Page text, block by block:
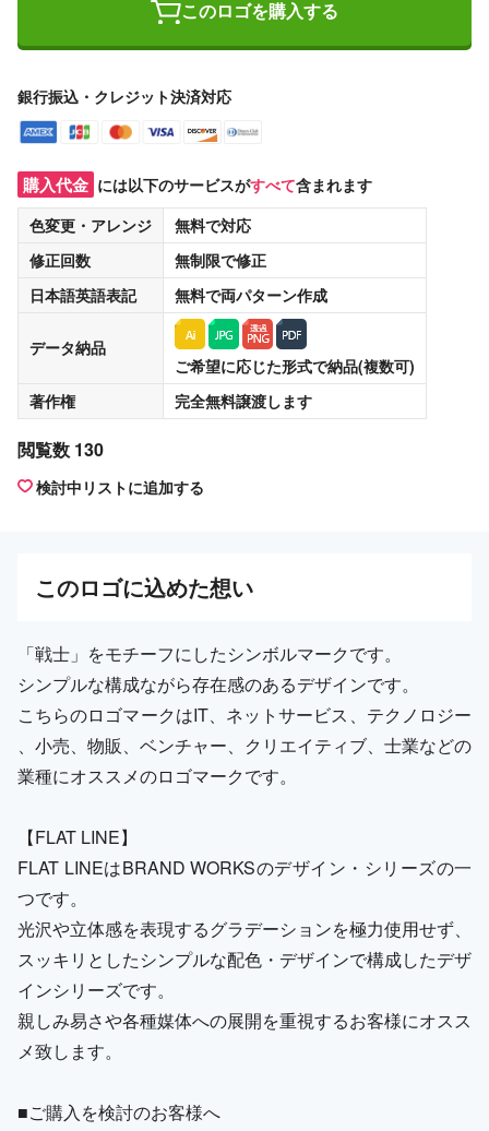
このロゴを購入する
銀行振込・クレジット決済対応
購入代金 には以下のサービスがすべて含まれます
色変更・アレンジ
無料で対応
修正回数
無制限で修正
日本語英語表記
無料で両パターン作成
データ納品
ご希望に応じた形式で納品(複数可)
著作権
完全無料譲渡します
閲覧数 130
検討中リストに追加する
このロゴに込めた想い
「戦士」をモチーフにしたシンボルマークです。
シンプルな構成ながら存在感のあるデザインです。
こちらのロゴマークはIT、ネットサービス、テクノロジー
、小売、物販、ベンチャー、クリエイティブ、士業などの
業種にオススメのロゴマークです。
【FLAT LINE】
FLAT LINEはBRAND WORKSのデザイン・シリーズの一
つです。
光沢や立体感を表現するグラデーションを極力使用せず、
スッキリとしたシンプルな配色・デザインで構成したデザ
インシリーズです。
親しみ易さや各種媒体への展開を重視するお客様にオスス
メ致します。
■ご購入を検討のお客様へ